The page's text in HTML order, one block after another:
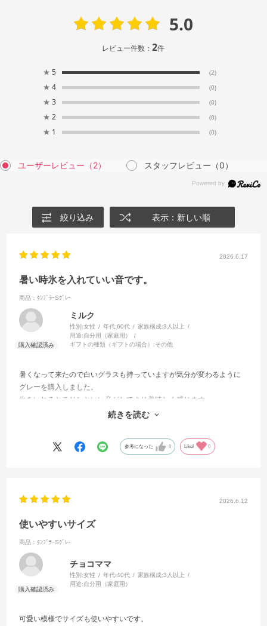
5.0
レビュー件数：2件
★ 5 (2)
★ 4 (0)
★ 3 (0)
★ 2 (0)
★ 1 (0)
ユーザーレビュー （2） スタッフレビュー （0）
絞り込み 表示：新しい順
2026.6.17
暑い時氷を入れていい音です。
商品：ﾀﾝﾌﾞﾗｰSｸﾞﾚｰ
ミルク
性別:女性 年代:60代 家族構成:3人以上
用途:自分用（家庭用）
ギフトの種類（ギフトの場合）:その他
暑くなって来たので白いグラスも持っていますが気分が変わるように
グレーを購入しました。
氷をいれるとチリンといい音がしてより美味しく感じます。
麦茶、烏龍茶、アイスコーヒーと誰がが来ても自信を持って出せま
続きを読む
参考になった 0 Like! 0
2026.6.12
使いやすいサイズ
商品：ﾀﾝﾌﾞﾗｰSｸﾞﾚｰ
チョコママ
性別:女性 年代:40代 家族構成:3人以上
用途:自分用（家庭用）
可愛い模様でサイズも使いやすいです。